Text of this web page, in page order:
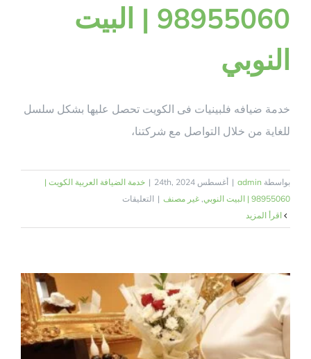
98955060 | البيت
النوبي
خدمة ضيافه فلبينيات فى الكويت تحصل عليها بشكل سلسل
للغاية من خلال التواصل مع شركتنا،
بواسطة admin
| أغسطس 24th, 2024 | خدمة الضيافة العربية الكويت |
98955060 | البيت النوبي
, غير مصنف | التعليقات
ضيافه
الكويت|
98955060
|
البيت
النوبي